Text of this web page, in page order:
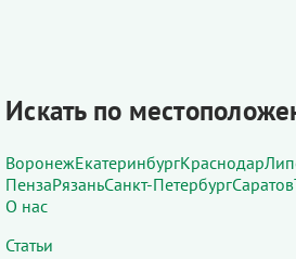
Искать по
ВоронежЕкатеринбургКраснодар
ПензаРязаньСанкт-ПетербургСаратов
О нас
Статьи